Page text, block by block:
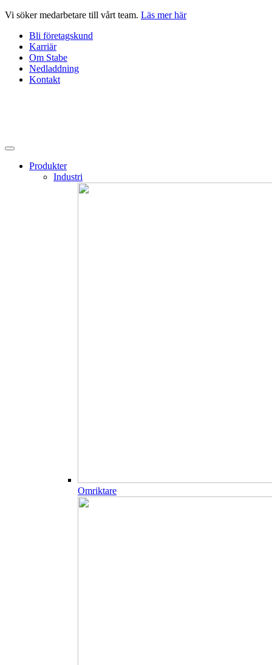
Hoppa
innehåll
Vi söker medarbetare till vårt team. Läs mer här
Bli företagskund
Karriär
Om Stabe
Nedladdning
Kontakt
Produkter
Industri
Omriktare